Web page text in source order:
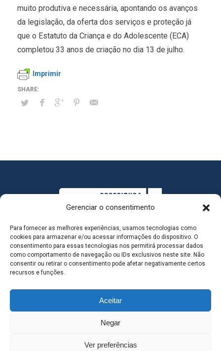
Gerenciar o consentimento
Para fornecer as melhores experiências, usamos tecnologias como
cookies para armazenar e/ou acessar informações do dispositivo. O
consentimento para essas tecnologias nos permitirá processar dados
como comportamento de navegação ou IDs exclusivos neste site. Não
consentir ou retirar o consentimento pode afetar negativamente certos
recursos e funções.
Aceitar
Negar
Ver preferências
muito produtiva e necessária, apontando os avanços
da legislação, da oferta dos serviços e proteção já
que o Estatuto da Criança e do Adolescente (ECA)
completou 33 anos de criação no dia 13 de julho.
Imprimir
MAPA DO SITE
SEDE DO ADMINISTRATIVO MUNICIPAL - Avenida